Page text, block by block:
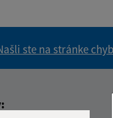
ste na stránke